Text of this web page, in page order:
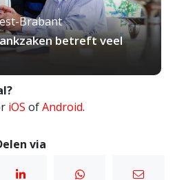
Brabant
betreft veel
iOS ofAndroid.
via